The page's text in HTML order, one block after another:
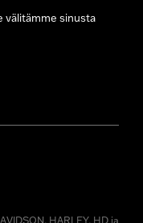
välitämme sinusta
HARLEY, HD ja